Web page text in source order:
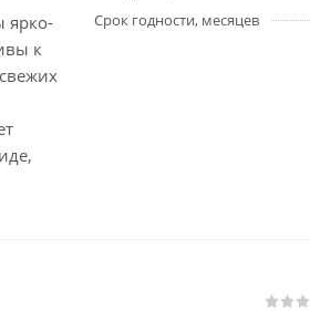
ярко-
к
Срок годности, месяцев